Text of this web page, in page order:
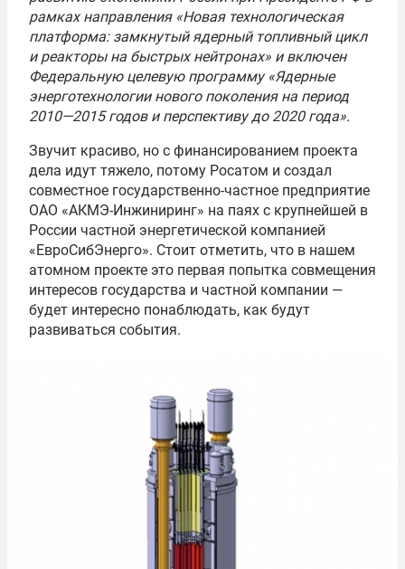
рамках направления «Новая технологическая
платформа: замкнутый ядерный топливный цикл
и реакторы на быстрых нейтронах» и включен
Федеральную целевую программу «Ядерные
энерготехнологии нового поколения на период
2010—2015 годов и перспективу до 2020 года».
Звучит красиво, но с финансированием проекта
дела идут тяжело, потому Росатом и создал
совместное государственно-частное предприятие
ОАО «АКМЭ-Инжиниринг» на паях с крупнейшей в
России частной энергетической компанией
«ЕвроСибЭнерго». Стоит отметить, что в нашем
атомном проекте это первая попытка совмещения
интересов государства и частной компании —
будет интересно понаблюдать, как будут
развиваться события.